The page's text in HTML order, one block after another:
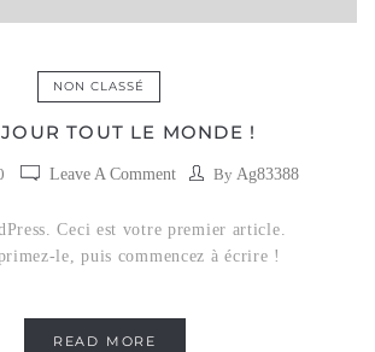
NON CLASSÉ
TOUT LE MONDE !
Leave A Comment By Ag83388
Ceci est votre premier article.
le, puis commencez à écrire !
READ MORE